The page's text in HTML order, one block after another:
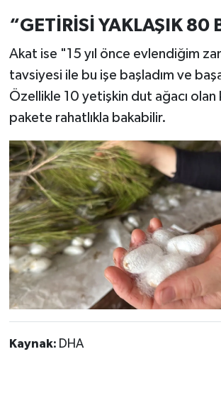
“GETİRİSİ YAKLAŞIK 80
Akat ise "15 yıl önce evlendiğim
tavsiyesi ile bu işe başladım ve
Özellikle 10 yetişkin dut ağacı olan
pakete rahatlıkla bakabilir.
Kaynak: DHA